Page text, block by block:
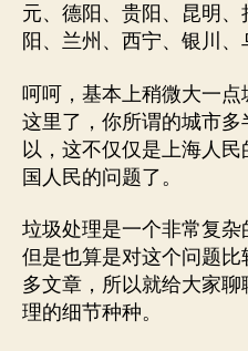
元、德阳、贵阳、昆明
阳、兰州、西宁、银川、
呵呵，基本上稍微大一
这里了，你所谓的城市
以，这不仅仅是上海人
国人民的问题了。
垃圾处理是一个非常复杂
但是也算是对这个问题
多文章，所以就给大家
理的细节种种。